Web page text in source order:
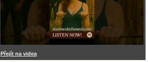
Přejít na videa